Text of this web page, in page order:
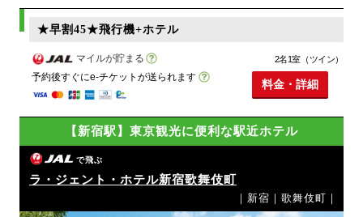
★早割45★飛行機+ホテル
マイルが貯まる
予約後すぐにe-チケットが送られます
2名1室（ツイン）
料金・詳細
【新宿駅】東京観光に便利な駅近ホテル
で飛ぶ
ラ・ジェント・ホテル新宿歌舞伎町
｜新宿｜歌舞伎町｜